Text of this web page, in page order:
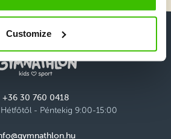
Customize
+36 30 760 0418
Hétfőtől - Péntekig 9:00-15:00